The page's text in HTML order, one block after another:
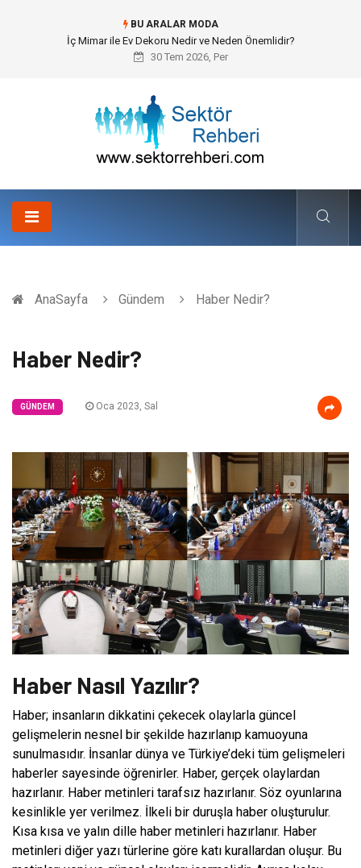
BU ARALAR MODA
Kuveyt Nakliye Süreçlerinde Stratejik Planlama ve Operasyonel Güven
30 Tem 2026, Per
AnaSayfa Gündem Haber Nedir?
Haber Nedir?
GÜNDEM Oca 2023, Sal
Haber Nasıl Yazılır?
Haber; insanların dikkatini çekecek olaylarla güncel
gelişmelerin nesnel bir şekilde hazırlanıp kamuoyuna
sunulmasıdır. İnsanlar dünya ve Türkiye’deki tüm gelişmeleri
haberler sayesinde öğrenirler. Haber, gerçek olaylardan
hazırlanır. Haber metinleri tarafsız hazırlanır. Söz oyunlarına
kesinlikle yer verilmez. İlkeli bir duruşla haber oluşturulur.
Kısa kısa ve yalın dille haber metinleri hazırlanır. Haber
metinleri diğer yazı türlerine göre katı kurallardan oluşur. Bu